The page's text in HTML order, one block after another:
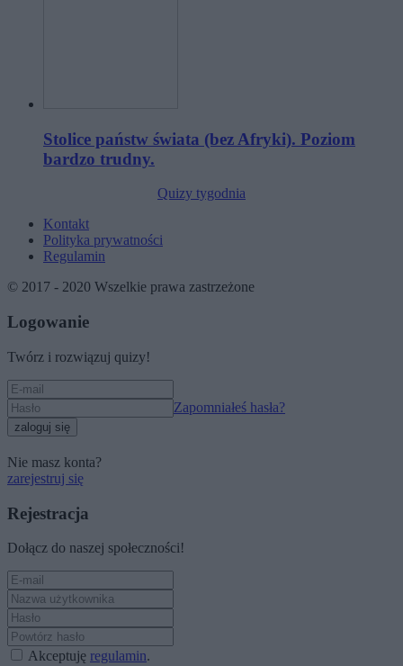
Stolice państw świata (bez Afryki). Poziom
bardzo trudny.
Quizy tygodnia
Kontakt
Polityka prywatności
Regulamin
© 2017 - 2020 Wszelkie prawa zastrzeżone
Logowanie
Twórz i rozwiązuj quizy!
Zapomniałeś hasła?
zaloguj się
Nie masz konta?
zarejestruj się
Rejestracja
Dołącz do naszej społeczności!
Akceptuję regulamin.